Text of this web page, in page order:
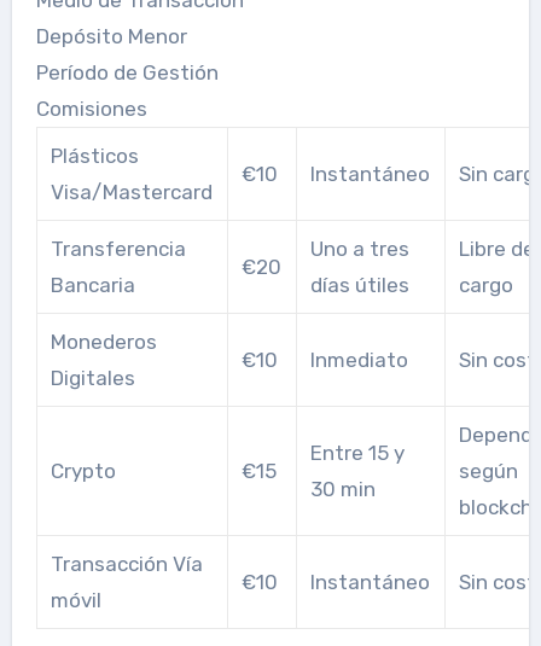
Depósito Menor
Período de Gestión
Comisiones
Plásticos
Visa/Mastercard
€10 Instantáneo Sin
Transferencia
Bancaria
€20
Uno a tres
días útiles
Libre de
cargo
Monederos
Digitales
€10 Inmediato Sin
Crypto €15
Entre 15 y
30 min
según
Transacción Vía
móvil
€10 Instantáneo Sin